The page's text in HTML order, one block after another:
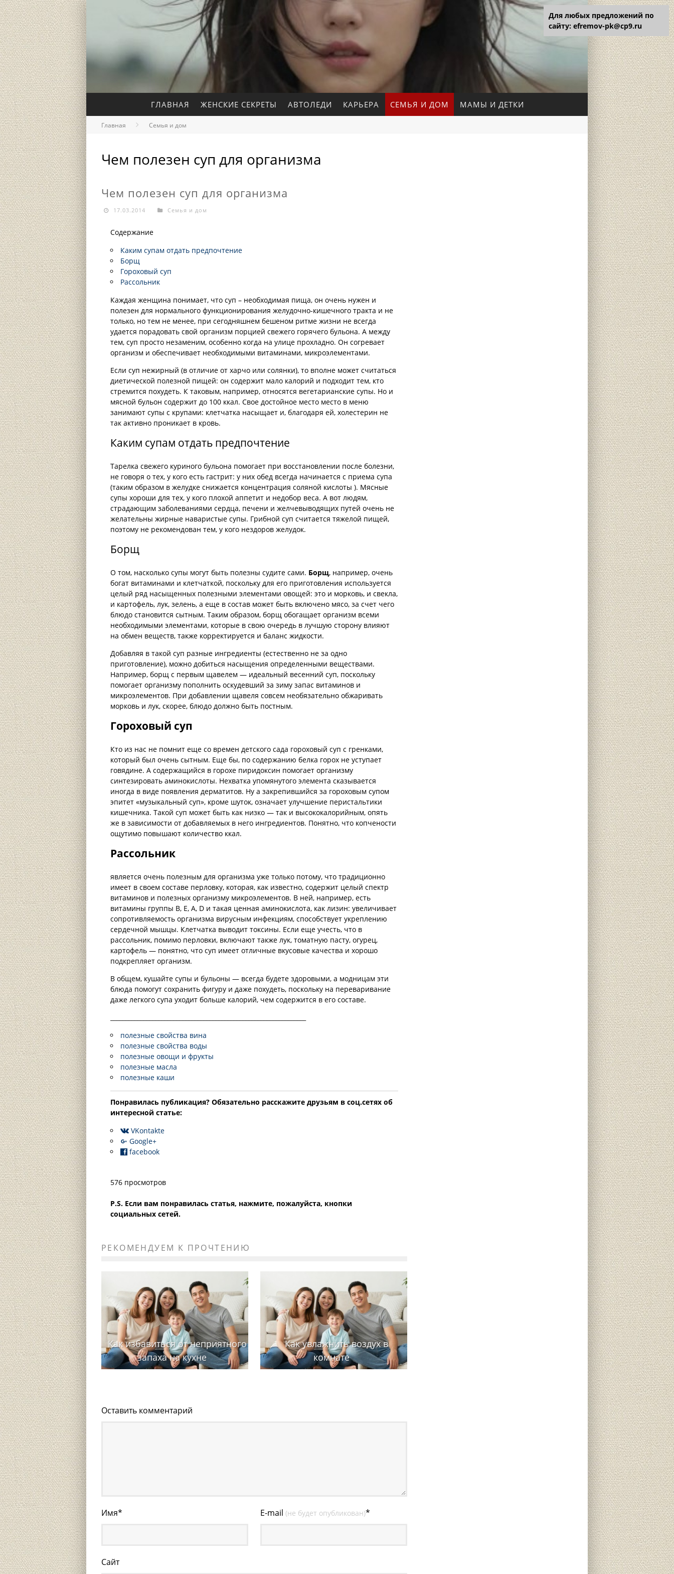
ГЛАВНАЯ ЖЕНСКИЕ СЕКРЕТЫ АВТОЛЕДИ КАРЬЕРА СЕМЬЯ И ДОМ МАМЫ И ДЕТКИ
Главная Семья и дом
Чем полезен суп для организма
Чем полезен суп для организма
17.03.2014 Семья и дом
Содержание
Каким супам отдать предпочтение
Борщ
Гороховый суп
Рассольник
Каждая женщина понимает, что суп – необходимая пища, он очень нужен и
полезен для нормального функционирования желудочно-кишечного тракта и не
только, но тем не менее, при сегодняшнем бешеном ритме жизни не всегда
удается порадовать свой организм порцией свежего горячего бульона. А между
тем, суп просто незаменим, особенно когда на улице прохладно. Он согревает
организм и обеспечивает необходимыми витаминами, микроэлементами.
Если суп нежирный (в отличие от харчо или солянки), то вполне может считаться
диетической полезной пищей: он содержит мало калорий и подходит тем, кто
стремится похудеть. К таковым, например, относятся вегетарианские супы. Но и
мясной бульон содержит до 100 ккал. Свое достойное место место в меню
занимают супы с крупами: клетчатка насыщает и, благодаря ей, холестерин не
так активно проникает в кровь.
Каким супам отдать предпочтение
Тарелка свежего куриного бульона помогает при восстановлении после болезни,
не говоря о тех, у кого есть гастрит: у них обед всегда начинается с приема супа
(таким образом в желудке снижается концентрация соляной кислоты ). Мясные
супы хороши для тех, у кого плохой аппетит и недобор веса. А вот людям,
страдающим заболеваниями сердца, печени и желчевыводящих путей очень не
желательны жирные наваристые супы. Грибной суп считается тяжелой пищей,
поэтому не рекомендован тем, у кого нездоров желудок.
Борщ
О том, насколько супы могут быть полезны судите сами. Борщ, например, очень
богат витаминами и клетчаткой, поскольку для его приготовления используется
целый ряд насыщенных полезными элементами овощей: это и морковь, и свекла,
и картофель, лук, зелень, а еще в состав может быть включено мясо, за счет чего
блюдо становится сытным. Таким образом, борщ обогащает организм всеми
необходимыми элементами, которые в свою очередь в лучшую сторону влияют
на обмен веществ, также корректируется и баланс жидкости.
Добавляя в такой суп разные ингредиенты (естественно не за одно
приготовление), можно добиться насыщения определенными веществами.
Например, борщ с первым щавелем — идеальный весенний суп, поскольку
помогает организму пополнить оскудевший за зиму запас витаминов и
микроэлементов. При добавлении щавеля совсем необязательно обжаривать
морковь и лук, скорее, блюдо должно быть постным.
Гороховый суп
Кто из нас не помнит еще со времен детского сада гороховый суп с гренками,
который был очень сытным. Еще бы, по содержанию белка горох не уступает
говядине. А содержащийся в горохе пиридоксин помогает организму
синтезировать аминокислоты. Нехватка упомянутого элемента сказывается
иногда в виде появления дерматитов. Ну а закрепившийся за гороховым супом
эпитет «музыкальный суп», кроме шуток, означает улучшение перистальтики
кишечника. Такой суп может быть как низко — так и высококалорийным, опять
же в зависимости от добавляемых в него ингредиентов. Понятно, что копчености
ощутимо повышают количество ккал.
Рассольник
является очень полезным для организма уже только потому, что традиционно
имеет в своем составе перловку, которая, как известно, содержит целый спектр
витаминов и полезных организму микроэлементов. В ней, например, есть
витамины группы В, Е, А, D и такая ценная аминокислота, как лизин: увеличивает
сопротивляемость организма вирусным инфекциям, способствует укреплению
сердечной мышцы. Клетчатка выводит токсины. Если еще учесть, что в
рассольник, помимо перловки, включают также лук, томатную пасту, огурец,
картофель — понятно, что суп имеет отличные вкусовые качества и хорошо
подкрепляет организм.
В общем, кушайте супы и бульоны — всегда будете здоровыми, а модницам эти
блюда помогут сохранить фигуру и даже похудеть, поскольку на переваривание
даже легкого супа уходит больше калорий, чем содержится в его составе.
полезные свойства вина
полезные свойства воды
полезные овощи и фрукты
полезные масла
полезные каши
Понравилась публикация? Oбязательно расскажите друзьям в соц.сетях об
интересной статье:
VKontakte
Google+
facebook
576 просмотров
P.S. Если вам понравилась статья, нажмите, пожалуйста, кнопки
социальных сетей.
РЕКОМЕНДУЕМ К ПРОЧТЕНИЮ
Как избавиться от неприятного
запаха на кухне
Как увлажнить воздух в
комнате
Оставить комментарий
Имя* E-mail (не будет опубликован)*
Сайт
Для любых предложений по
сайту: efremov-pk@cp9.ru